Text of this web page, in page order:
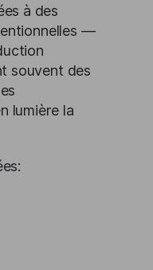
à des
—
souvent des
lumière la